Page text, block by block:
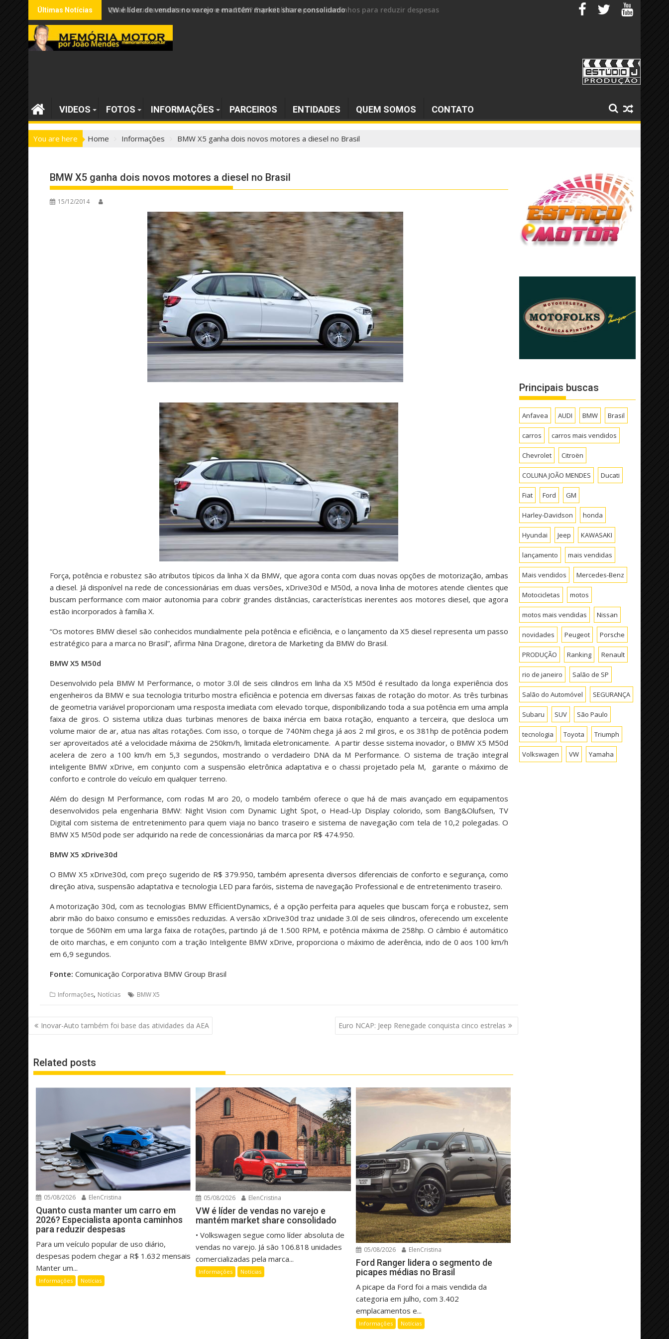
Skip
to
content
Últimas Notícias VW é líder de vendas no varejo e mantém market share consolidado
VIDEOS FOTOS INFORMAÇÕES PARCEIROS ENTIDADES QUEM SOMOS CONTATO
You are here Home Informações BMW X5 ganha dois novos motores a diesel no Brasil
BMW X5 ganha dois novos motores a diesel no Brasil
15/12/2014
Força, potência e robustez são atributos típicos da linha X da BMW, que agora conta com duas novas opções de motorização, ambas
a diesel. Já disponível na rede de concessionárias em duas versões, xDrive30d e M50d, a nova linha de motores atende clientes que
buscam performance com maior autonomia para cobrir grandes distâncias, características inerentes aos motores diesel, que agora
estão incorporados à família X.
“Os motores BMW diesel são conhecidos mundialmente pela potência e eficiência, e o lançamento da X5 diesel representa um passo
estratégico para a marca no Brasil”, afirma Nina Dragone, diretora de Marketing da BMW do Brasil.
BMW X5 M50d
Desenvolvido pela BMW M Performance, o motor 3.0l de seis cilindros em linha da X5 M50d é resultado da longa experiência dos
engenheiros da BMW e sua tecnologia triturbo mostra eficiência e potencia em diversas faixas de rotação do motor. As três turbinas
de geometria variável proporcionam uma resposta imediata com elevado torque, disponibilizando toda a sua potência em uma ampla
faixa de giros. O sistema utiliza duas turbinas menores de baixa inércia em baixa rotação, enquanto a terceira, que desloca um
volume maior de ar, atua nas altas rotações. Com isso, o torque de 740Nm chega já aos 2 mil giros, e os 381hp de potência podem
ser aproveitados até a velocidade máxima de 250km/h, limitada eletronicamente. A partir desse sistema inovador, o BMW X5 M50d
acelera de zero a 100 km/h em 5,3 segundos, mostrando o verdadeiro DNA da M Performance. O sistema de tração integral
inteligente BMW xDrive, em conjunto com a suspensão eletrônica adaptativa e o chassi projetado pela M, garante o máximo de
conforto e controle do veículo em qualquer terreno.
Além do design M Performance, com rodas M aro 20, o modelo também oferece o que há de mais avançado em equipamentos
desenvolvidos pela engenharia BMW: Night Vision com Dynamic Light Spot, o Head-Up Display colorido, som Bang&Olufsen, TV
Digital com sistema de entretenimento para quem viaja no banco traseiro e sistema de navegação com tela de 10,2 polegadas. O
BMW X5 M50d pode ser adquirido na rede de concessionárias da marca por R$ 474.950.
BMW X5 xDrive30d
O BMW X5 xDrive30d, com preço sugerido de R$ 379.950, também apresenta diversos diferenciais de conforto e segurança, como
direção ativa, suspensão adaptativa e tecnologia LED para faróis, sistema de navegação Professional e de entretenimento traseiro.
A motorização 30d, com as tecnologias BMW EfficientDynamics, é a opção perfeita para aqueles que buscam força e robustez, sem
abrir mão do baixo consumo e emissões reduzidas. A versão xDrive30d traz unidade 3.0l de seis cilindros, oferecendo um excelente
torque de 560Nm em uma larga faixa de rotações, partindo já de 1.500 RPM, e potência máxima de 258hp. O câmbio é automático
de oito marchas, e em conjunto com a tração Inteligente BMW xDrive, proporciona o máximo de aderência, indo de 0 aos 100 km/h
em 6,9 segundos.
Fonte: Comunicação Corporativa BMW Group Brasil
Informações, Notícias BMW X5
Navegação
de
Inovar-Auto também foi base das atividades da AEA Euro NCAP: Jeep Renegade conquista cinco estrelas
Related posts
05/08/2026 ElenCristina
Quanto custa manter um carro em
2026? Especialista aponta caminhos
para reduzir despesas
Para um veículo popular de uso diário,
despesas podem chegar a R$ 1.632 mensais
Manter um...
Informações Notícias
05/08/2026 ElenCristina
VW é líder de vendas no varejo e
mantém market share consolidado
• Volkswagen segue como líder absoluta de
vendas no varejo. Já são 106.818 unidades
comercializadas pela marca...
Informações Notícias
05/08/2026 ElenCristina
Ford Ranger lidera o segmento de
picapes médias no Brasil
A picape da Ford foi a mais vendida da
categoria em julho, com 3.402
emplacamentos e...
Informações Notícias
Principais buscas
Anfavea AUDI BMW Brasil
carros carros mais vendidos
Chevrolet Citroën
COLUNA JOÃO MENDES Ducati
Fiat Ford GM
Harley-Davidson honda
Hyundai Jeep KAWASAKI
lançamento mais vendidas
Mais vendidos Mercedes-Benz
Motocicletas motos
motos mais vendidas Nissan
novidades Peugeot Porsche
PRODUÇÃO Ranking Renault
rio de janeiro Salão de SP
Salão do Automóvel SEGURANÇA
Subaru SUV São Paulo
tecnologia Toyota Triumph
Volkswagen VW Yamaha